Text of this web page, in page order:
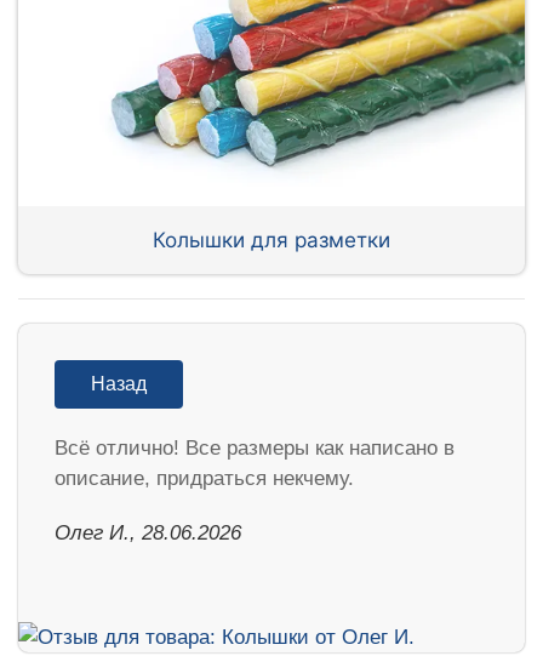
Колышки для разметки
Назад
Всё отлично! Все размеры как написано в
описание, придраться некчему.
Олег И., 28.06.2026